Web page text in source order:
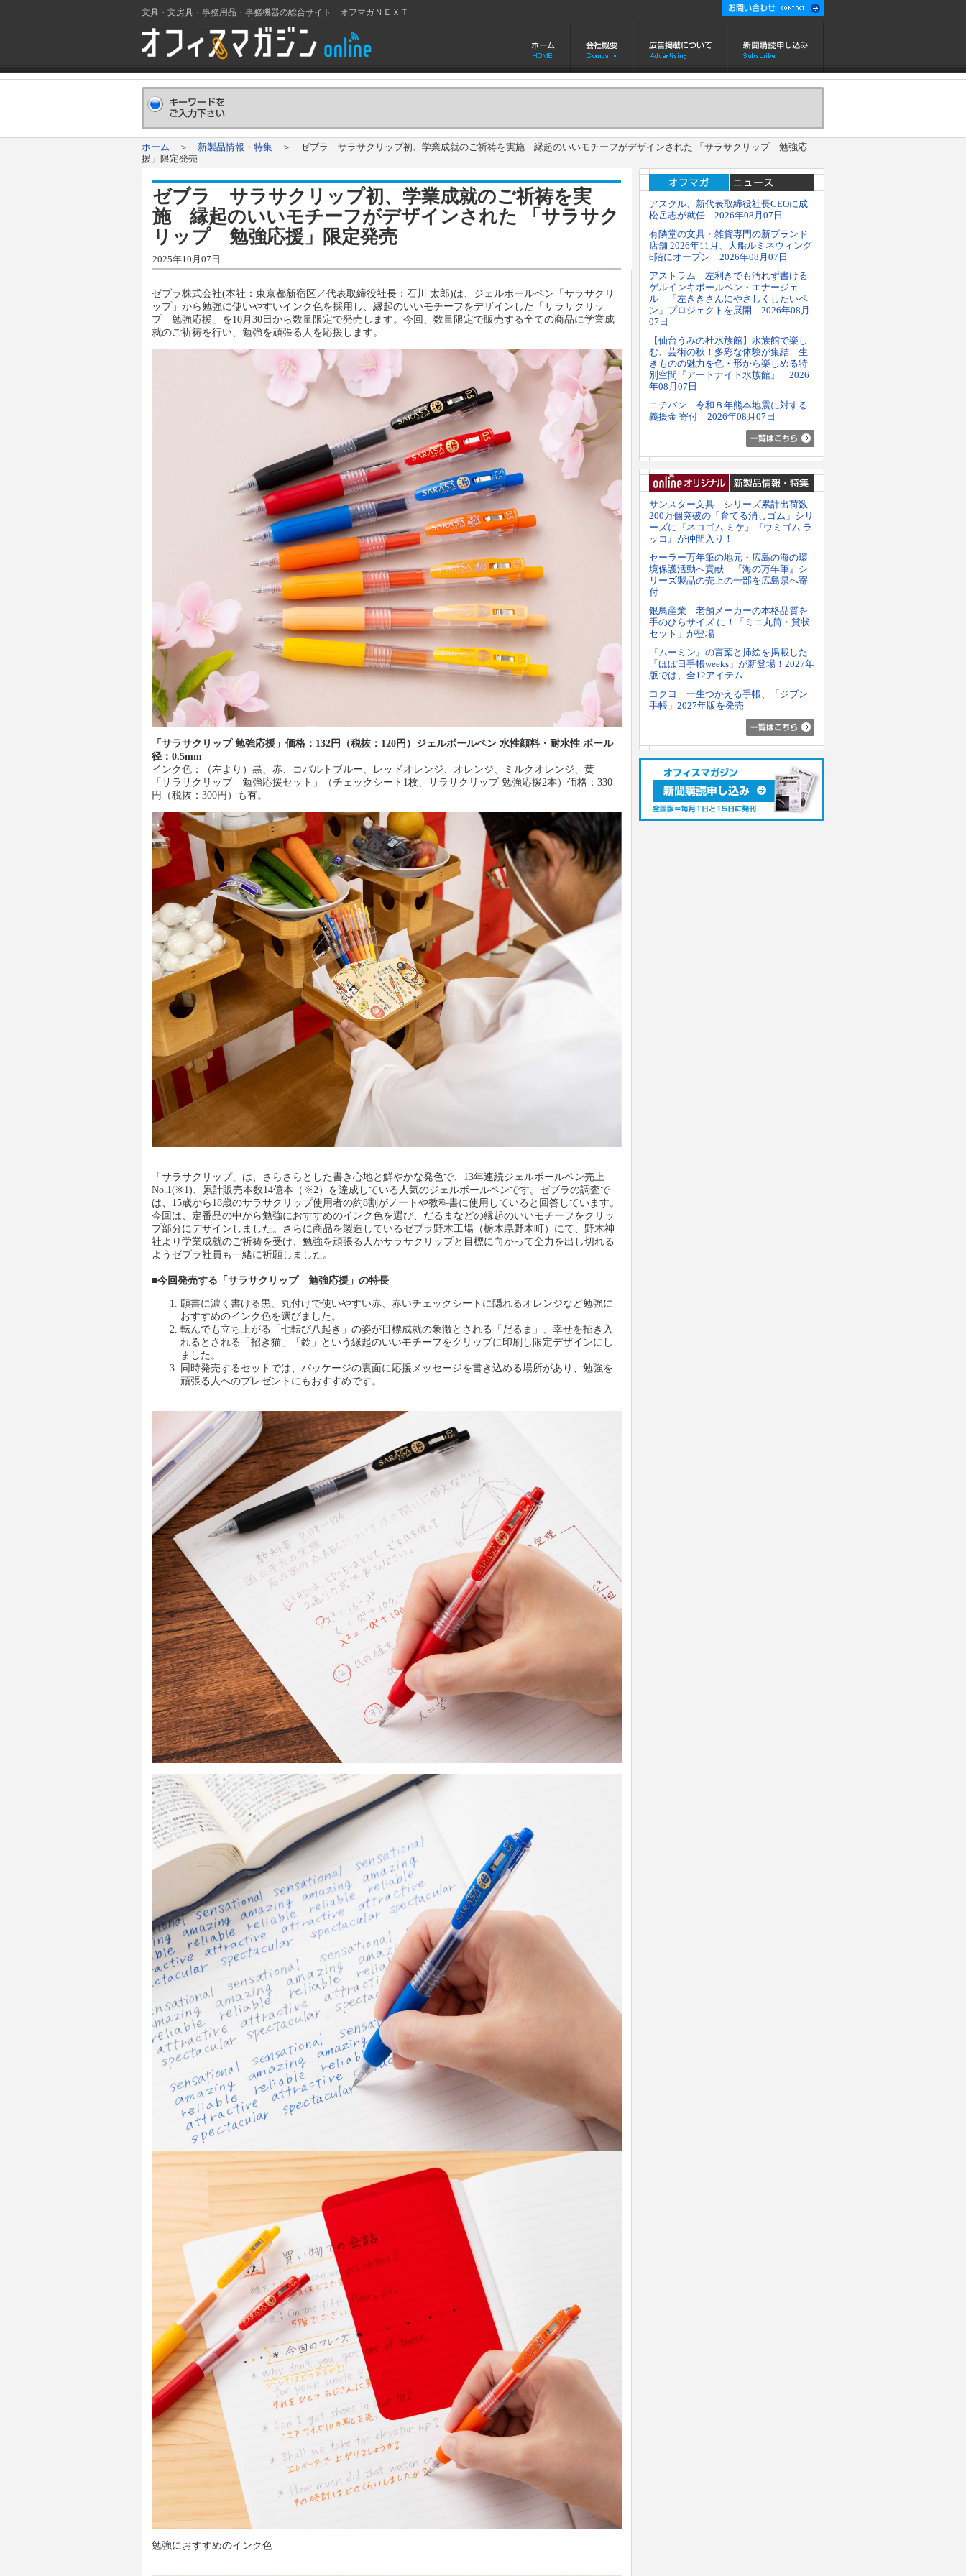
文具・文房具・事務用品・事務機器の総合サイト オフマガＮＥＸＴ
ホーム ＞ 新製品情報・特集 ＞ ゼブラ サラサクリップ初、学業成就のご祈祷を実施 縁起のいいモチーフがデザインされた 「サラサクリップ 勉強応
援」限定発売
ゼブラ サラサクリップ初、学業成就のご祈祷を実
施 縁起のいいモチーフがデザインされた 「サラサク
リップ 勉強応援」限定発売
2025年10月07日
ゼブラ株式会社(本社：東京都新宿区／代表取締役社長：石川 太郎)は、ジェルボールペン「サラサクリ
ップ」から勉強に使いやすいインク色を採用し、縁起のいいモチーフをデザインした「サラサクリッ
プ 勉強応援」を10月30日から数量限定で発売します。今回、数量限定で販売する全ての商品に学業成
就のご祈祷を行い、勉強を頑張る人を応援します。
「サラサクリップ 勉強応援」価格：132円（税抜：120円）ジェルボールペン 水性顔料・耐水性 ボール
径：0.5mm
インク色：（左より）黒、赤、コバルトブルー、レッドオレンジ、オレンジ、ミルクオレンジ、黄
「サラサクリップ 勉強応援セット」（チェックシート1枚、サラサクリップ 勉強応援2本）価格：330
円（税抜：300円）も有。
「サラサクリップ」は、さらさらとした書き心地と鮮やかな発色で、13年連続ジェルボールペン売上
No.1(※1)、累計販売本数14億本（※2）を達成している人気のジェルボールペンです。ゼブラの調査で
は、15歳から18歳のサラサクリップ使用者の約8割がノートや教科書に使用していると回答しています。
今回は、定番品の中から勉強におすすめのインク色を選び、だるまなどの縁起のいいモチーフをクリッ
プ部分にデザインしました。さらに商品を製造しているゼブラ野木工場（栃木県野木町）にて、野木神
社より学業成就のご祈祷を受け、勉強を頑張る人がサラサクリップと目標に向かって全力を出し切れる
ようゼブラ社員も一緒に祈願しました。
■今回発売する「サラサクリップ 勉強応援」の特長
願書に濃く書ける黒、丸付けで使いやすい赤、赤いチェックシートに隠れるオレンジなど勉強に
おすすめのインク色を選びました。
転んでも立ち上がる「七転び八起き」の姿が目標成就の象徴とされる「だるま」、幸せを招き入
れるとされる「招き猫」「鈴」という縁起のいいモチーフをクリップに印刷し限定デザインにし
ました。
同時発売するセットでは、パッケージの裏面に応援メッセージを書き込める場所があり、勉強を
頑張る人へのプレゼントにもおすすめです。
勉強におすすめのインク色
アスクル、新代表取締役社長CEOに成
松岳志が就任 2026年08月07日
有隣堂の文具・雑貨専門の新ブランド
店舗 2026年11月、大船ルミネウィング
6階にオープン 2026年08月07日
アストラム 左利きでも汚れず書ける
ゲルインキボールペン・エナージェ
ル 「左ききさんにやさしくしたいペ
ン」プロジェクトを展開 2026年08月
07日
【仙台うみの杜水族館】水族館で楽し
む、芸術の秋！多彩な体験が集結 生
きものの魅力を色・形から楽しめる特
別空間『アートナイト水族館』 2026
年08月07日
ニチバン 令和８年熊本地震に対する
義援金 寄付 2026年08月07日
サンスター文具 シリーズ累計出荷数
200万個突破の「育てる消しゴム」シリ
ーズに『ネコゴム ミケ』『ウミゴム ラ
ッコ』が仲間入り！
セーラー万年筆の地元・広島の海の環
境保護活動へ貢献 『海の万年筆』シ
リーズ製品の売上の一部を広島県へ寄
付
銀鳥産業 老舗メーカーの本格品質を
手のひらサイズ に！「ミニ丸筒・賞状
セット」が登場
『ムーミン』の言葉と挿絵を掲載した
「ほぼ日手帳weeks」が新登場！2027年
版では、全12アイテム
コクヨ 一生つかえる手帳、「ジブン
手帳」2027年版を発売